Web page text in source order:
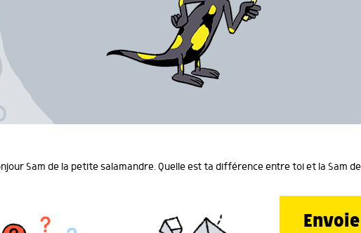
Sam de la petite salamandre. Quelle est ta différence entre toi et la Sam